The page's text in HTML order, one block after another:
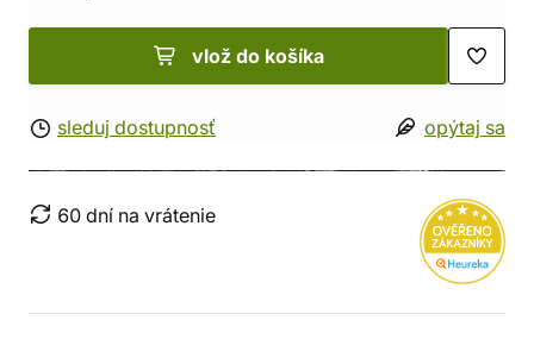
vlož do košíka
sleduj dostupnosť opýtaj sa
60 dní na vrátenie